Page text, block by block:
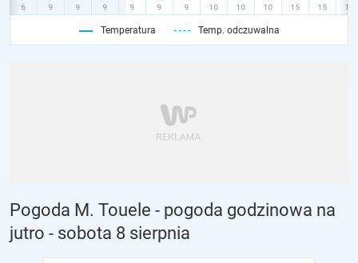
Temperatura Temp. odczuwalna
Pogoda M. Touele - pogoda godzinowa na
jutro - sobota 8 sierpnia